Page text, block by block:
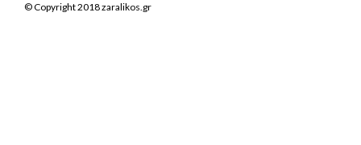
© Copyright 2018 zaralikos.gr